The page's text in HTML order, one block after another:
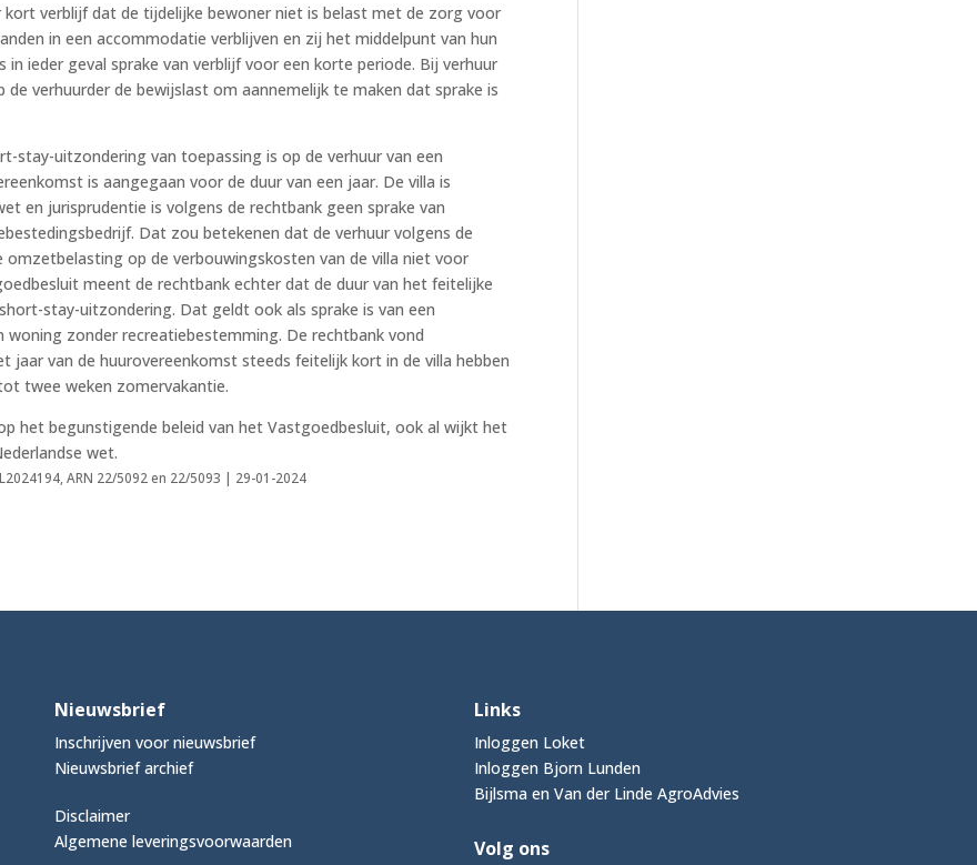
kort verblijf dat de tijdelijke bewoner niet is belast met de zorg voor
in een accommodatie verblijven en zij het middelpunt van hun
ieder geval sprake van verblijf voor een korte periode. Bij verhuur
verhuurder de bewijslast om aannemelijk te maken dat sprake is
stay-uitzondering van toepassing is op de verhuur van een
is aangegaan voor de duur van een jaar. De villa is
en jurisprudentie is volgens de rechtbank geen sprake van
Dat zou betekenen dat de verhuur volgens de
op de verbouwingskosten van de villa niet voor
meent de rechtbank echter dat de duur van het feitelijke
stay-uitzondering. Dat geldt ook als sprake is van een
zonder recreatiebestemming. De rechtbank vond
jaar van de huurovereenkomst steeds feitelijk kort in de villa hebben
twee weken zomervakantie.
het begunstigende beleid van het Vastgoedbesluit, ook al wijkt het
wet.
ARN 22/5092 en 22/5093 | 29-01-2024
Nieuwsbrief
Inschrijven voor nieuwsbrief
Nieuwsbrief archief
Disclaimer
Algemene leveringsvoorwaarden
Links
Inloggen Loket
Inloggen Bjorn Lunden
Bijlsma en Van der Linde AgroAdvies
Volg ons